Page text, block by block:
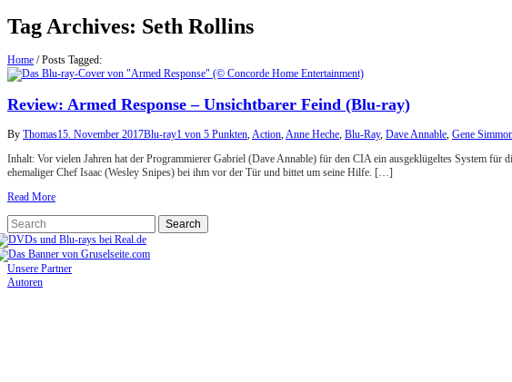
Tag Archives: Seth Rollins
Home /Posts Tagged:
Review: Armed Response – Unsichtbarer Feind (Blu-ray)
By Thomas15. November 2017Blu-ray1 von 5 Punkten,Action,Anne Heche, Blu-Ray, Dave Annable, Gene
Inhalt: Vor vielen Jahren hat der Programmierer Gabriel (Dave Annable) für den CIA ein ausgeklügeltes System für
ehemaliger Chef Isaac (Wesley Snipes) bei ihm vor der Tür und bittet um seine Hilfe. […]
Read More
Unsere Partner
Autoren